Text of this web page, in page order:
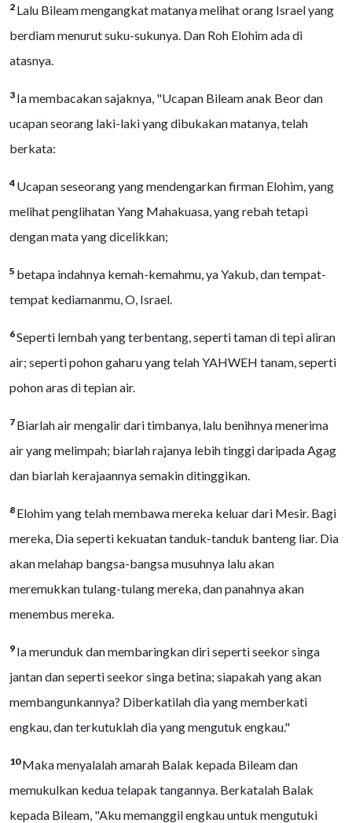
2 Lalu Bileam mengangkat matanya melihat orang Israel yang
berdiam menurut suku-sukunya. Dan Roh Elohim ada di
atasnya.
3 Ia membacakan sajaknya, "Ucapan Bileam anak Beor dan
ucapan seorang laki-laki yang dibukakan matanya, telah
berkata:
4 Ucapan seseorang yang mendengarkan firman Elohim, yang
melihat penglihatan Yang Mahakuasa, yang rebah tetapi
dengan mata yang dicelikkan;
5 betapa indahnya kemah-kemahmu, ya Yakub, dan tempat-
tempat kediamanmu, O, Israel.
6Seperti lembah yang terbentang, seperti taman di tepi aliran
air; seperti pohon gaharu yang telah YAHWEH tanam, seperti
pohon aras di tepian air.
7 Biarlah air mengalir dari timbanya, lalu benihnya menerima
air yang melimpah; biarlah rajanya lebih tinggi daripada Agag
dan biarlah kerajaannya semakin ditinggikan.
8 Elohim yang telah membawa mereka keluar dari Mesir. Bagi
mereka, Dia seperti kekuatan tanduk-tanduk banteng liar. Dia
akan melahap bangsa-bangsa musuhnya lalu akan
meremukkan tulang-tulang mereka, dan panahnya akan
menembus mereka.
9 Ia merunduk dan membaringkan diri seperti seekor singa
jantan dan seperti seekor singa betina; siapakah yang akan
membangunkannya? Diberkatilah dia yang memberkati
engkau, dan terkutuklah dia yang mengutuk engkau."
10Maka menyalalah amarah Balak kepada Bileam dan
memukulkan kedua telapak tangannya. Berkatalah Balak
kepada Bileam, "Aku memanggil engkau untuk mengutuki